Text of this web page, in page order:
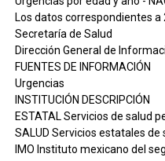
Los datos correspondientes
Secretaría de Salud
Dirección General de
FUENTES DE INFORMACIÓN
Urgencias
INSTITUCIÓN DESCRIPCIÓN
ESTATAL Servicios de salud
SALUD Servicios estatales
IMO Instituto mexicano del